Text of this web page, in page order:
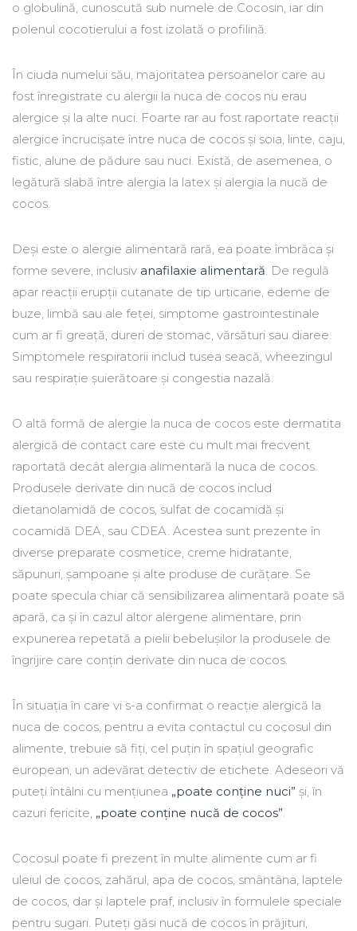
o globulină, cunoscută sub numele de Cocosin, iar din
polenul cocotierului a fost izolată o profilină.
În ciuda numelui său, majoritatea persoanelor care au
fost înregistrate cu alergii la nuca de cocos nu erau
alergice și la alte nuci. Foarte rar au fost raportate reacții
alergice încrucișate între nuca de cocos și soia, linte, caju,
fistic, alune de pădure sau nuci. Există, de asemenea, o
legătură slabă între alergia la latex și alergia la nucă de
cocos.
Deși este o alergie alimentară rară, ea poate îmbrăca și
forme severe, inclusiv anafilaxie alimentară . De regulă
apar reacții erupții cutanate de tip urticarie, edeme de
buze, limbă sau ale feței, simptome gastrointestinale
cum ar fi greață, dureri de stomac, vărsături sau diaree.
Simptomele respiratorii includ tusea seacă, wheezingul
sau respirație șuierătoare și congestia nazală.
O altă formă de alergie la nuca de cocos este dermatita
alergică de contact care este cu mult mai frecvent
raportată decât alergia alimentară la nuca de cocos.
Produsele derivate din nucă de cocos includ
dietanolamidă de cocos, sulfat de cocamidă și
cocamidă DEA, sau CDEA. Acestea sunt prezente în
diverse preparate cosmetice, creme hidratante,
săpunuri, șampoane și alte produse de curățare. Se
poate specula chiar că sensibilizarea alimentară poate să
apară, ca și în cazul altor alergene alimentare, prin
expunerea repetată a pielii bebelușilor la produsele de
îngrijire care conțin derivate din nuca de cocos.
În situaţia în care vi s-a confirmat o reacție alergică la
nuca de cocos, pentru a evita contactul cu cocosul din
alimente, trebuie să fiți, cel puțin în spațiul geografic
european, un adevărat detectiv de etichete. Adeseori vă
puteți întâlni cu mențiunea „poate conţine nuci” şi, în
cazuri fericite, „poate conţine nucă de cocos”
Cocosul poate fi prezent în multe alimente cum ar fi
uleiul de cocos, zahărul, apa de cocos, smântâna, laptele
de cocos, dar și laptele praf, inclusiv în formulele speciale
pentru sugari. Puteți găsi nucă de cocos în prăjituri,